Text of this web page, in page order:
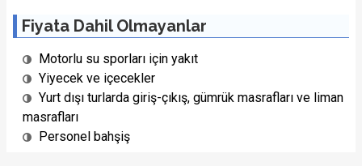
Fiyata Dahil Olmayanlar
Motorlu su sporları için yakıt
Yiyecek ve içecekler
Yurt dışı turlarda giriş-çıkış, gümrük masrafları ve liman
masrafları
Personel bahşiş